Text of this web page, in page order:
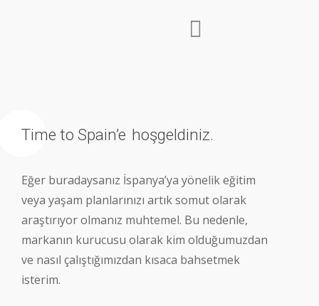
Time to Spain’e hoşgeldiniz.
Eğer buradaysanız İspanya’ya yönelik eğitim
veya yaşam planlarınızı artık somut olarak
araştırıyor olmanız muhtemel. Bu nedenle,
markanın kurucusu olarak kim olduğumuzdan
ve nasıl çalıştığımızdan kısaca bahsetmek
isterim.